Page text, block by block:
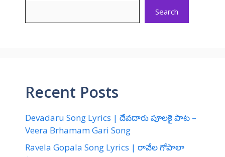
Search
Recent Posts
Devadaru Song Lyrics | దేవదారు పూలకై పాట –
Veera Brhamam Gari Song
Ravela Gopala Song Lyrics | రావేల గోపాలా